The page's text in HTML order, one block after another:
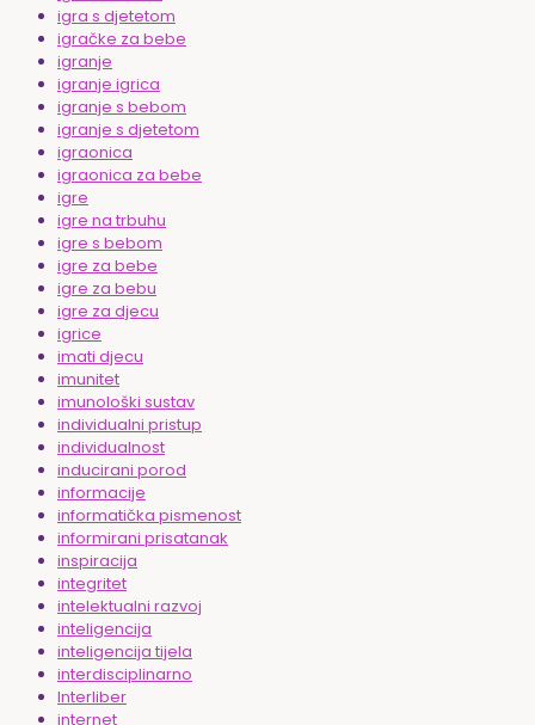
igra s djetetom
igračke za bebe
igranje
igranje igrica
igranje s bebom
igranje s djetetom
igraonica
igraonica za bebe
igre
igre na trbuhu
igre s bebom
igre za bebe
igre za bebu
igre za djecu
igrice
imati djecu
imunitet
imunološki sustav
individualni pristup
individualnost
inducirani porod
informacije
informatička pismenost
informirani prisatanak
inspiracija
integritet
intelektualni razvoj
inteligencija
inteligencija tijela
interdisciplinarno
Interliber
internet